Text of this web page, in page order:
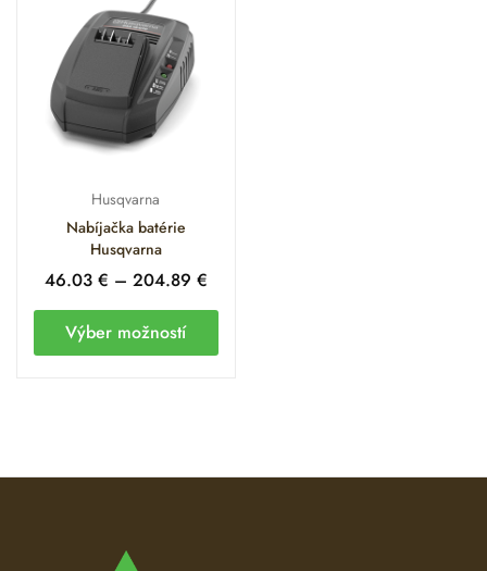
Husqvarna
Nabíjačka batérie
Husqvarna
46.03 € – 204.89 €
Výber možností